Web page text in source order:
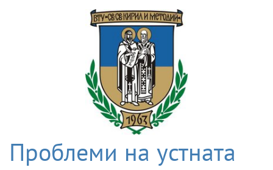
Проблеми на устната